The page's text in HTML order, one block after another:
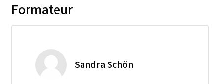
Formateur
Sandra Schön